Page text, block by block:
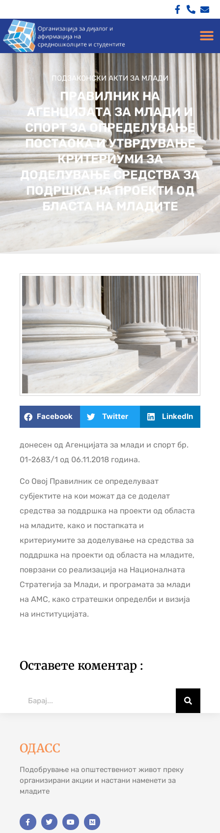
ПОДЗАКОНСКИ АКТИ ЗА МЛАДИ
ПРАВИЛНИК НА
АГЕНЦИЈАТА ЗА МЛАДИ И
СПОРТ ЗА ОПРЕДЕЛУВАЊЕ
ПОСТАОКА И УТВРДУВАЊЕ
КРИТЕРИУМИ ЗА
ДОДЕЛУВАЊЕ СРЕДСТВА ЗА
ПОДРШКА НА ПРОЕКТИ ОД
БЛАСТА НА МЛАДИТЕ
Facebook Twitter LinkedIn
донесен од Агенцијата за млади и спорт бр.
01-2683/1 од 06.11.2018 година.
Со Овој Правилник се определуваат
субјектите на кои можат да се доделат
средства за поддршка на проекти од областа
на младите, како и постапката и
критериумите за доделување на средства за
поддршка на проекти од областа на младите,
поврзани со реализација на Националната
Стратегија за Млади, и програмата за млади
на АМС, како стратешки определби и визија
на институцијата.
Оставете коментар :
ОДАСС
Подобрување на општествениот живот преку
организирани акции и настани наменети за
младите